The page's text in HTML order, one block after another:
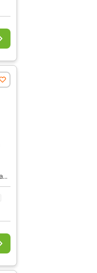
Super Hybrid 1.5 tgdi phev Pure auto